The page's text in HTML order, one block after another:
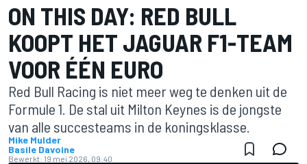
ON THIS DAY: RED BULL
KOOPT HET JAGUAR F1-TEAM
VOOR ÉÉN EURO
Red Bull Racing is niet meer weg te denken uit de
Formule 1. De stal uit Milton Keynes is de jongste
van alle succesteams in de koningsklasse.
Mike Mulder
Basile Davoine
Bewerkt: 19 mei 2026, 09:40